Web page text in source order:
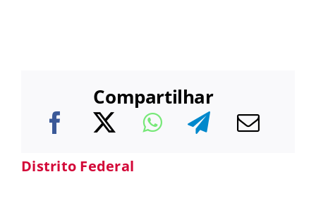
Compartilhar
Distrito Federal